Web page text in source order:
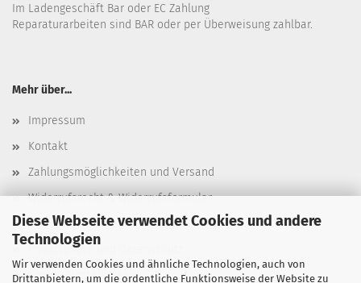
Diese Webseite verwendet Cookies und andere
Technologien
Wir verwenden Cookies und ähnliche Technologien, auch von
Drittanbietern, um die ordentliche Funktionsweise der Website zu
Im Ladengeschäft Bar oder EC Zahlung
Reparaturarbeiten sind BAR oder per Überweisung zahlbar.
Mehr über...
Impressum
Kontakt
Zahlungsmöglichkeiten und Versand
Widerrufsrecht & Widerrufsformular
AGB
Privatsphäre und Datenschutz
Cookie Einstellungen